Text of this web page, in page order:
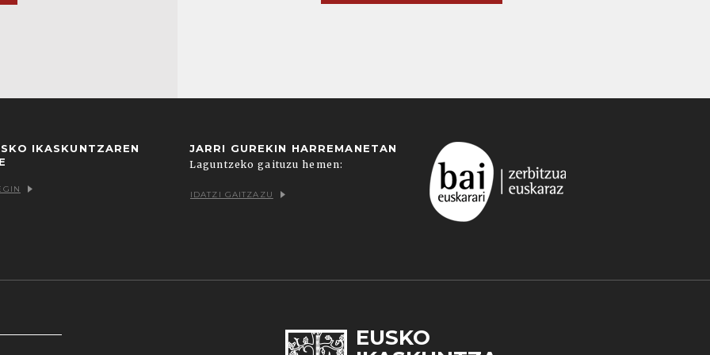
IKASKUNTZAREN
JARRI GUREKIN HARREMANETAN
Laguntzeko gaituzu hemen:
IDATZI GAITZAZU
EUSKO